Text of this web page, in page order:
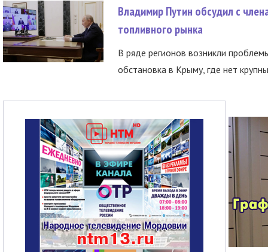
Владимир Путин обсудил с
топливного рынка
В ряде регионов возникли
обстановка в Крыму, где нет